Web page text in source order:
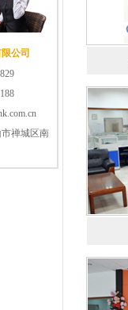
公司
禅城区南